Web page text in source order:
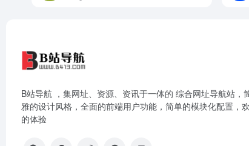
B站导航 ，集网址、资源、资讯于一体的 综合网址导航站，
雅的设计风格，全面的前端用户功能，简单的模块化配置，
的体验